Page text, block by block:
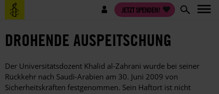
Direkt
zum
Benutzermenü JETZT SPENDEN!
DROHENDE AUSPEITSCHUNG
Der Universitätsdozent Khalid al-Zahrani wurde bei seiner
Rückkehr nach Saudi-Arabien am 30. Juni 2009 von
Sicherheitskräften festgenommen. Sein Haftort ist nicht